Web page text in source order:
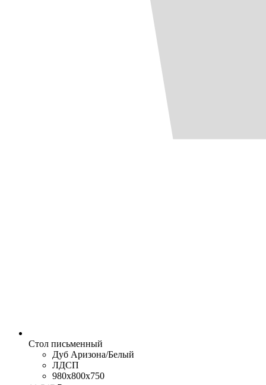
Стол письменный
Дуб Аризона/Белый
ЛДСП
980x800x750